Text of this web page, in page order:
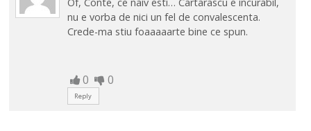
nu e vorba de nici un fel de convalescenta.
Crede-ma stiu foaaaaarte bine ce spun.
0 0
Reply